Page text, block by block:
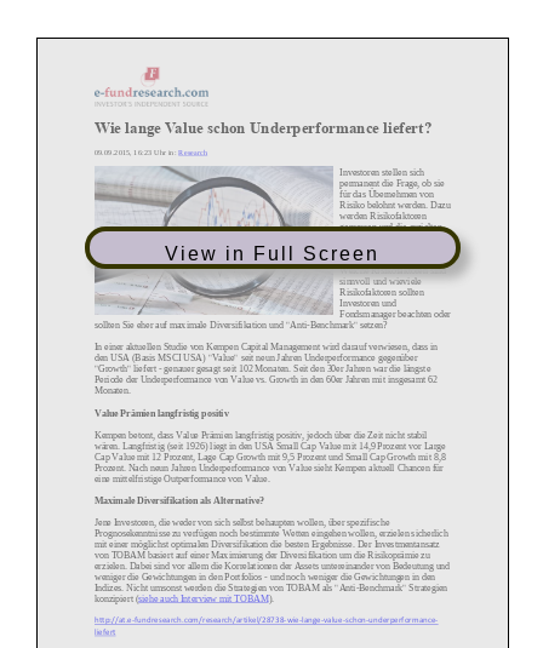
View in Full Screen
Wie lange Value schon Underperformance liefert?
09.09.2015, 16:23 Uhr in: Research
Investoren stellen sich
permanent die Frage, ob sie
für das Übernehmen von
Risiko belohnt werden. Dazu
werden Risikofaktoren
gemessen und die erzielten
in unterschiedliche
Komponenten zerlegt.
Welche Risikofaktoren sind
sinnvoll und wieviele
Risikofaktoren sollten
Investoren und
Fondsmanager beachten oder
sollten Sie eher auf maximale Diversifikation und "Anti-Benchmark" setzen?
In einer aktuellen Studie von Kempen Capital Management wird darauf verwiesen, dass in
den USA (Basis MSCI USA) "Value" seit neun Jahren Underperformance gegenüber
"Growth" liefert -genauer gesagt seit 102 Monaten. Seit den 30er Jahren war die längste
Periode der Underperformance von Value vs. Growth in den 60er Jahren mit insgesamt 62
Monaten.
Value Prämien langfristig positiv
Kempen betont, dass Value Prämien langfristig positiv, jedoch über die Zeit nicht stabil
wären. Langfristig (seit 1926) liegt in den USA Small Cap Value mit 14,9 Prozent vor Large
Cap Value mit 12 Prozent, Lage Cap Growth mit 9,5 Prozent und Small Cap Growth mit 8,8
Prozent. Nach neun Jahren Underperformance von Value sieht Kempen aktuell Chancen für
eine mittelfristige Outperformance von Value.
Maximale Diversifikation als Alternative?
Jene Investoren, die weder von sich selbst behaupten wollen, über spezifische
Prognosekenntnisse zu verfügen noch bestimmte Wetten eingehen wollen, erzielen sicherlich
mit einer möglichst optimalen Diversifikation die besten Ergebnisse. Der Investmentansatz
von TOBAM basiert auf einer Maximierung der Diversifikation um die Risikoprämie zu
erzielen. Dabei sind vor allem die Korrelationen der Assets untereinander von Bedeutung und
weniger die Gewichtungen in den Portfolios - und noch weniger die Gewichtungen in den
Indizes. Nicht umsonst werden die Strategien von TOBAM als "Anti-Benchmark" Strategien
konzipiert (siehe auch Interview mit TOBAM).
http://at.e-fundresearch.com/research/artikel/28738-wie-lange-value-schon-underperformance-
liefert